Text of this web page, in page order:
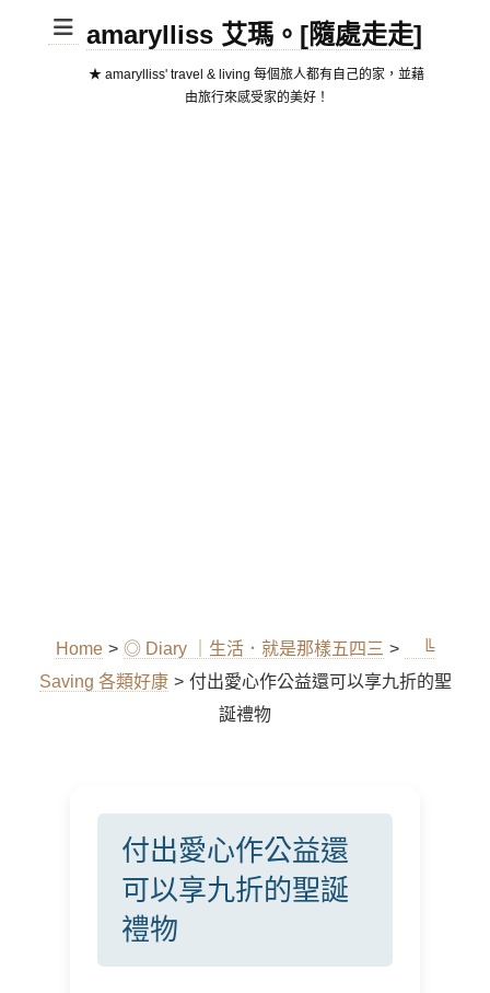
amarylliss 艾瑪。[隨處走走]
★ amarylliss' travel & living 每個旅人都有自己的家，並藉
由旅行來感受家的美好！
Home > ◎ Diary ｜生活．就是那樣五四三 >
╚
Saving 各類好康 > 付出愛心作公益還可以享九折的聖
誕禮物
付出愛心作公益還
可以享九折的聖誕
禮物